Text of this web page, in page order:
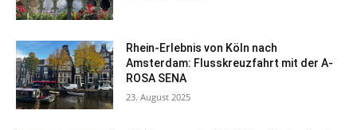
Rhein-Erlebnis von Köln nach
Amsterdam: Flusskreuzfahrt mit der A-
ROSA SENA
23. August 2025